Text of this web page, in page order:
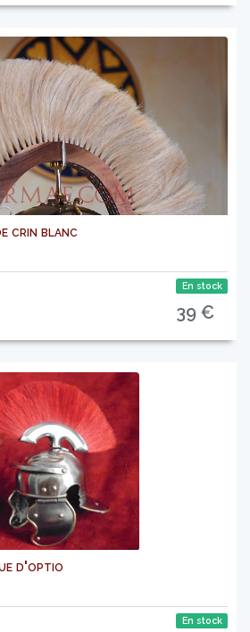
crin blanc
En stock
39 €
d'optio
En stock